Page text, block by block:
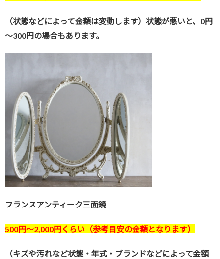
（状態などによって金額は変動します）状態が悪いと、0円
～300円の場合もあります。
フランスアンティーク三面鏡
500円〜2,000円くらい （参考目安の金額となります）
（キズや汚れなど状態・年式・ブランドなどによって金額